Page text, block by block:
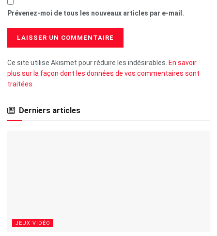
Prévenez-moi de tous les nouveaux articles par e-mail.
Ce site utilise Akismet pour réduire les indésirables. En savoir
plus sur la façon dont les données de vos commentaires sont
traitées.
Derniers articles
JEUX VIDÉO